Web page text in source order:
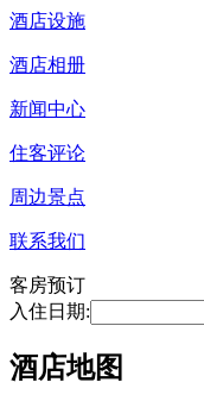
酒店设施
酒店相册
新闻中心
住客评论
周边景点
联系我们
客房预订
入住日期:
酒店地图